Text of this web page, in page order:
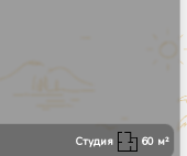
Студия 60 м²